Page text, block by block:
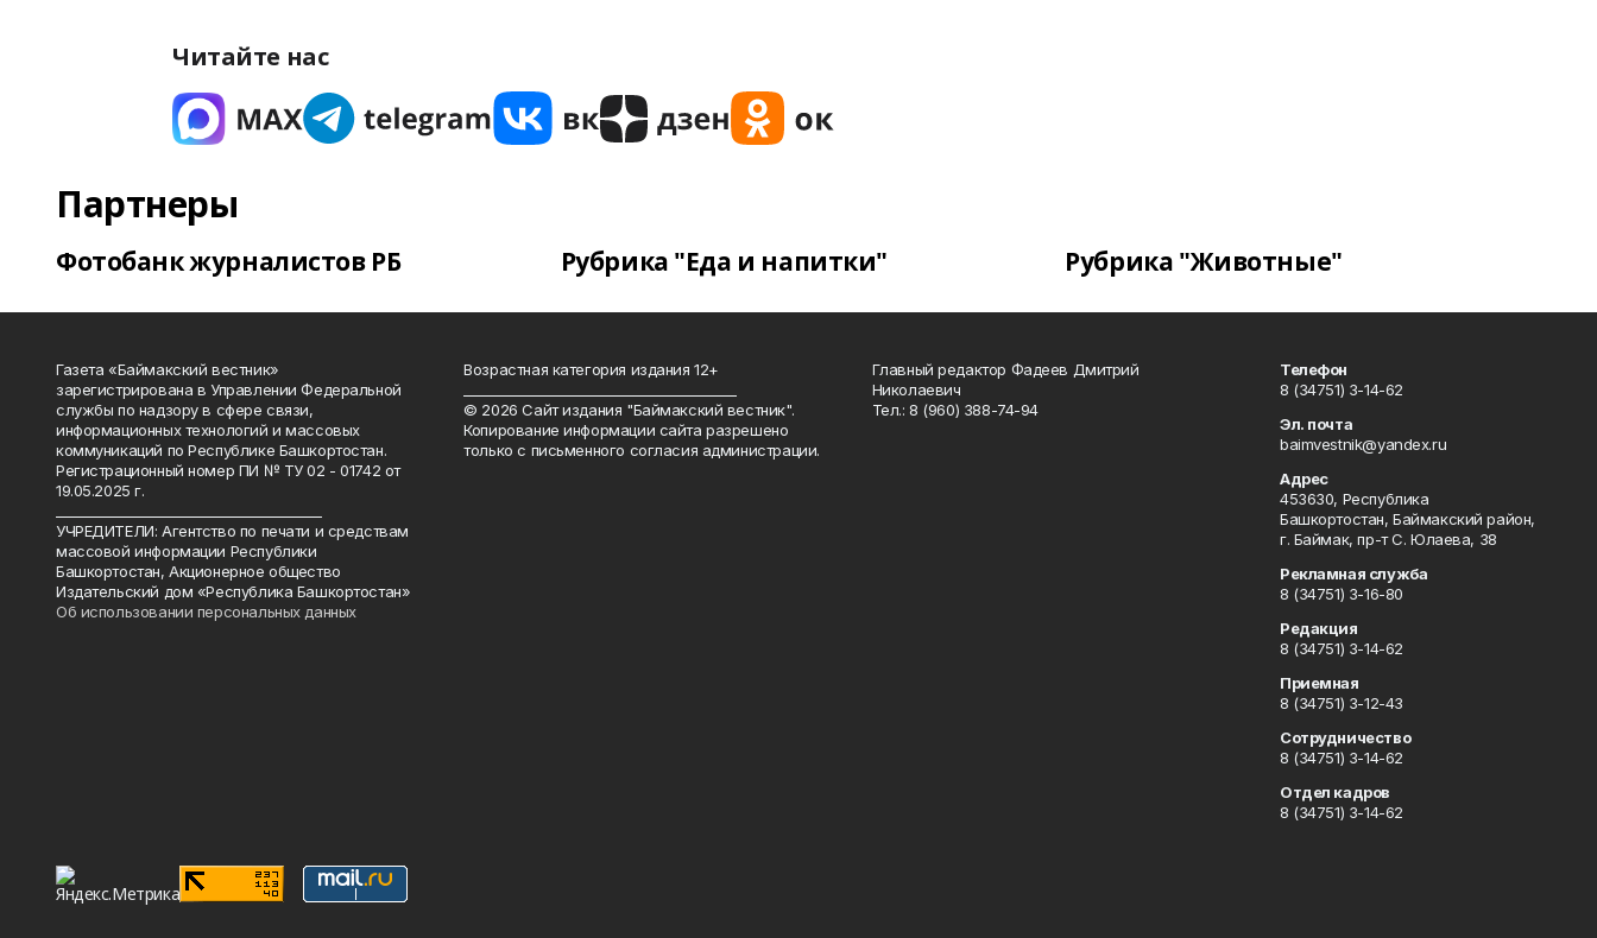
Читайте нас
Партнеры
Фотобанк журналистов РБ Рубрика "Еда и напитки" Рубрика "Животные"
Газета «Баймакский вестник»
зарегистрирована в Управлении Федеральной
службы по надзору в сфере связи,
информационных технологий и массовых
коммуникаций по Республике Башкортостан.
Регистрационный номер ПИ № ТУ 02 - 01742 от
19.05.2025 г.
УЧРЕДИТЕЛИ: Агентство по печати и средствам
массовой информации Республики
Башкортостан, Акционерное общество
Издательский дом «Республика Башкортостан»
Об использовании персональных данных
Возрастная категория издания 12+
© 2026 Сайт издания "Баймакский вестник".
Копирование информации сайта разрешено
только с письменного согласия администрации.
Главный редактор Фадеев Дмитрий
Николаевич
Тел.: 8 (960) 388-74-94
Телефон
8 (34751) 3-14-62
Эл. почта
baimvestnik@yandex.ru
Адрес
453630, Республика
Башкортостан, Баймакский район,
г. Баймак, пр-т С. Юлаева, 38
Рекламная служба
8 (34751) 3-16-80
Редакция
8 (34751) 3-14-62
Приемная
8 (34751) 3-12-43
Сотрудничество
8 (34751) 3-14-62
Отдел кадров
8 (34751) 3-14-62